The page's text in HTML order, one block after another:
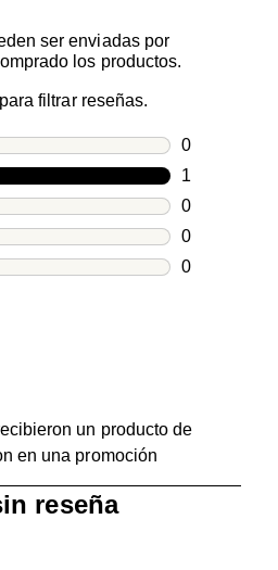
ser enviadas por
los productos.
filtrar reseñas.
0
0 reseñas
1
1 reseña
0
0 reseñas
0
0 reseñas
0
un producto de
en una promoción
reseña